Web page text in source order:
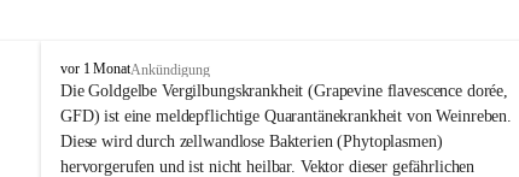
O
s
l
i
p
vor 1 MonatAnkündigung
Die Goldgelbe Vergilbungskrankheit (Grapevine flavescence dorée,
GFD) ist eine meldepflichtige Quarantänekrankheit von Weinreben.
Diese wird durch zellwandlose Bakterien (Phytoplasmen)
hervorgerufen und ist nicht heilbar. Vektor dieser gefährlichen